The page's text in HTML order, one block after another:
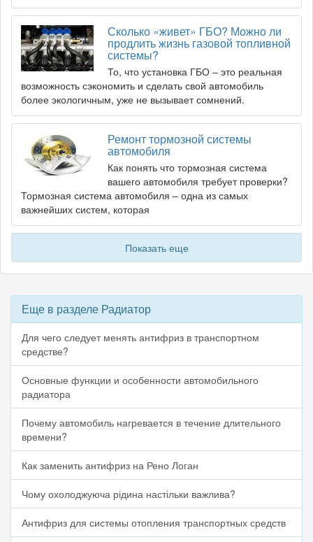
Сколько «живет» ГБО? Можно ли
продлить жизнь газовой топливной
системы?
То, что установка ГБО – это реальная
возможность сэкономить и сделать свой автомобиль
более экологичным, уже не вызывает сомнений.
Ремонт тормозной системы
автомобиля
Как понять что тормозная система
вашего автомобиля требует проверки?
Тормозная система автомобиля – одна из самых
важнейших систем, которая
Показать еще
Еще в разделе Радиатор
Для чего следует менять антифриз в транспортном
средстве?
Основные функции и особенности автомобильного
радиатора
Почему автомобиль нагревается в течение длительного
времени?
Как заменить антифриз на Рено Логан
Чому охолоджуюча рідина настільки важлива?
Антифриз для системы отопления транспортных средств